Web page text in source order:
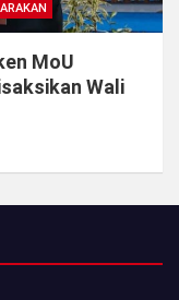
MoU
Wali